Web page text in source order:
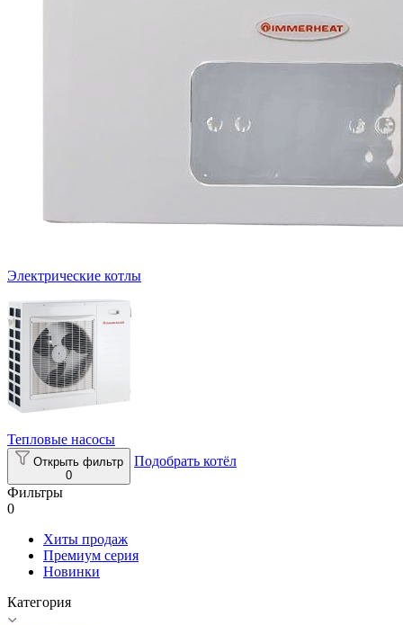
Электрические котлы
Тепловые насосы
Открыть фильтр
0
Подобрать котёл
Фильтры
0
Хиты продаж
Премиум серия
Новинки
Категория